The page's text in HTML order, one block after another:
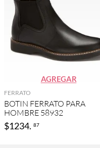
AGREGAR
FERRATO
BOTIN FERRATO PARA
HOMBRE 58932
$1234. 87